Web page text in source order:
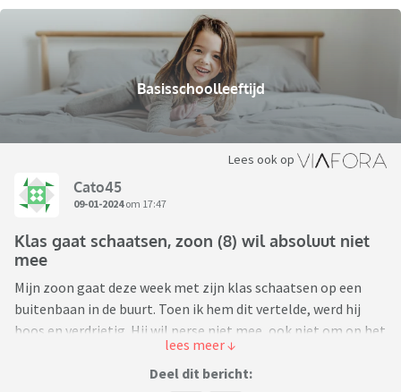
Basisschoolleeftijd
Lees ook op
Cato45
09-01-2024om 17:47
Klas gaat schaatsen, zoon (8) wil absoluut niet
mee
Mijn zoon gaat deze week met zijn klas schaatsen op een
buitenbaan in de buurt. Toen ik hem dit vertelde, werd hij
boos en verdrietig. Hij wil perse niet mee, ook niet om op het
ijs te spelen, ook niet met een slee of iets anders. Hij kan
niet schaatsen en vindt er ook niks aan.
Deel dit bericht: